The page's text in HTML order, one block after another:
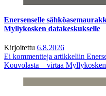
Enersenselle
Myllykosken datakeskukselle
Kirjoitettu 6.8.2026
Ei kommentteja artikkeliin
Kouvolasta – virtaa